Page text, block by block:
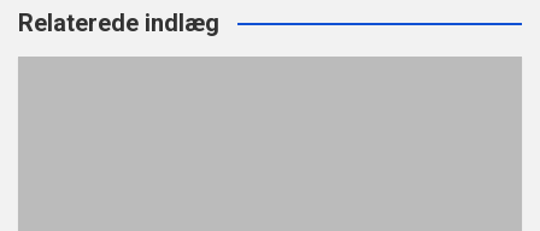
Relaterede indlæg